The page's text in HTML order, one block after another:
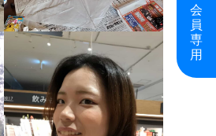
会
員
専
用